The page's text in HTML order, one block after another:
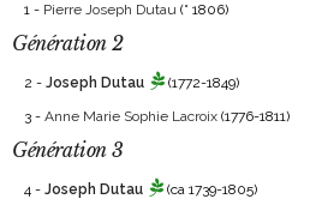
1 - Pierre Joseph Dutau (° 1806)
Génération 2
2 - Joseph Dutau
(1772-1849)
3 - Anne Marie Sophie Lacroix (1776-1811)
Génération 3
4 - Joseph Dutau (ca 1739-1805)